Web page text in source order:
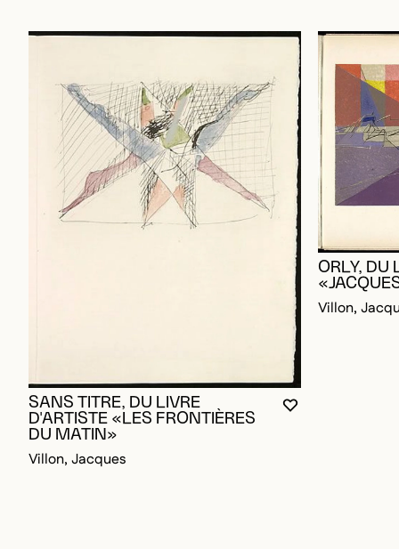
VOUS DEVEZ
FERMER LA
OUVRIR LA
SANS TITRE, DU LIVRE
D'ARTISTE «LES FRONTIÈRES
DU MATIN»
Villon, Jacques
ORLY, DU
Villon,